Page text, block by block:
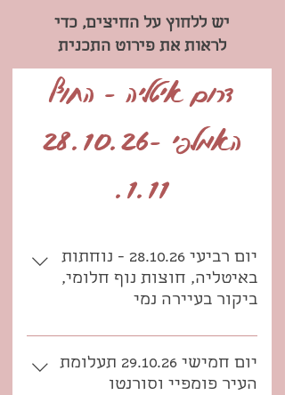
יש ללחוץ על החיצים, כדי
לראות אתפירוט התכנית
דרום איטליה - החוף
האמלפי 28.10.26-
1.11.
יום רביעי 28.10.26 - נוחתות
באיטליה, חוצות נוף חלומי,
ביקור בעיירה נמי
זה קורה! בשעה 03:00 נפגשות
בטרמינל 3 בנתב"גהטיסה, LY385,
ממריאה בשעה 6:10 מנתב"גונוחתת
יום חמישי 29.10.26 תעלומת
העיר פומפיי וסורנטו